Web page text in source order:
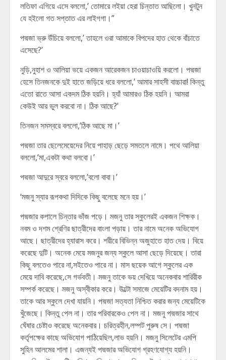
লতিফা এগিয়ে এসে বললো,’ তোমারে লইয়া হেরা চিন্তাত আছিলো। খুনটুন
যে হইলো গত সপ্তাত এর লাইগগা।”
পদ্মজা ভ্রু উঁচিয়ে বললো,’ তাহলে ওরা আমাকে বিপদের হাত থেকে বাঁচাতে
এসেছে?’
নুড়ি,নুহাশ ও আলিয়া ভয়ে একজন আরেকজন চাওয়াচাওয়ি করলো। পদ্মজা
হেসে তিনজনকে দুই হাতে জড়িয়ে ধরে বললো,’ আমার সাহসী বাচ্চারা! কিন্তু
এতো রাতে আসা একদম ঠিক হয়নি। হ্যাঁ আমারও ঠিক হয়নি। আমরা
কেউই আর ভুল করবো না। ঠিক আছে?’
তিনজন সমস্বরে বললো,’ঠিক আছে মা।’
পদ্মজা তার ছেলেমেয়েদের নিয়ে পাহাড় ছেড়ে সমতলে নামে। পথে আলিয়া
বললো,’মা,একটা কথা বলবো।’
পদ্মজা আদুরে স্বরে বললো,’বলো বাবা।’
‘মজনু স্যার রূপকথা দিদিকে কিছু বলেছে মনে হয়।’
পদ্মজার কপালে চিন্তার ভাঁজ পড়ে। মজনু তার স্কুলেরই একজন শিক্ষক।
নবম ও দশম শ্রেণির ছাত্রীদের বাংলা পড়ায়। তার নামে অনেক অভিযোগ
আছে। ছাত্রীদের হ্যারাস করে। শরীরে বিভিন্ন অজুহাতে হাত দেয়। বিয়ে
করেছে দুটি। অনেক মেয়ে মজনুর জন্য স্কুলে আসা ছেড়ে দিয়েছে। তারা
কিছু বলতেও পারে না,সইতেও পারে না। মাস ছয়েক আগে স্কুলের এক
মেয়ে দাবি করেছে,সে গর্ভবতী। মজনু তাকে ভয় দেখিয়ে অনেকবার শারিরীক
সম্পর্ক করেছে। মজনু অস্বীকার করে। উল্টো সমাজে মেয়েটির বদনাম হয়।
তাকে আর স্কুলে দেখা যায়নি। পদ্মজা সত্যতা নিশ্চিত করার জন্য মেয়েটিকে
খুঁজেছে। কিন্তু পেল না। তার পরিবারকেও পেল না। মজনু পদ্মজার সাথে
ঘেঁষার চেষ্টাও করেছে অনেকবার। চরিত্রহীন,লম্পট পুরুষ সে। পদ্মজা
কর্তৃপক্ষের কাছে অভিযোগ পাঠিয়েছিল,লাভ হয়নি। মজনু সিলেটের এমপি
সুহিন আলমের শালা। এজন্যই পদ্মজার অভিযোগ গ্রহণযোগ্য হয়নি।